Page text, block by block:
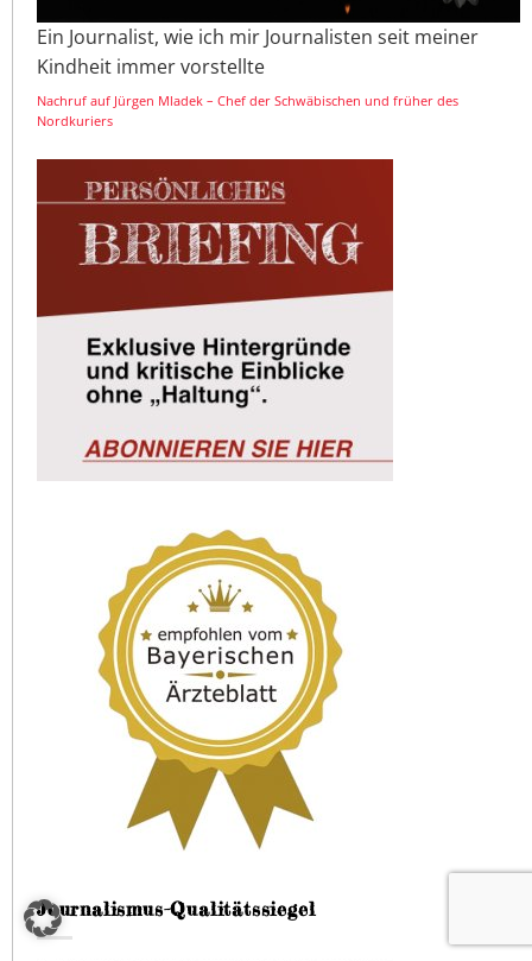
Ein Journalist, wie ich mir Journalisten seit meiner
Kindheit immer vorstellte
Nachruf auf Jürgen Mladek – Chef der Schwäbischen und früher des
Nordkuriers
Journalismus-Qualitätssiegel